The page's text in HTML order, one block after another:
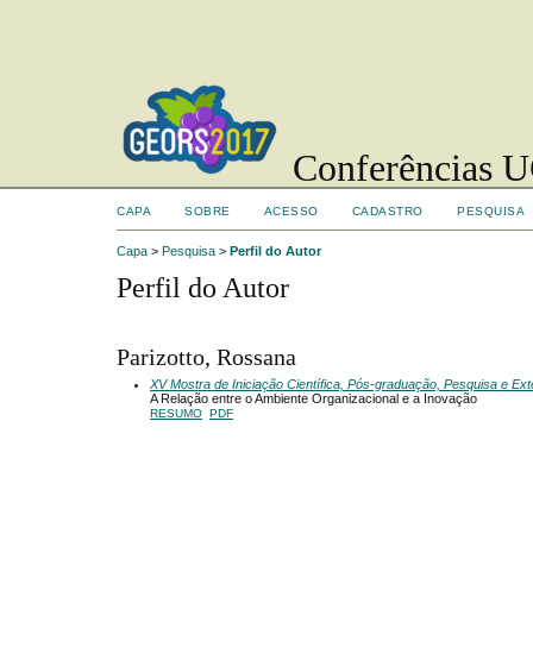
Conferências
CAPA SOBRE ACESSO CADASTRO PESQUISA
Capa > Pesquisa > Perfil do Autor
Perfil do Autor
Parizotto, Rossana
XV Mostra de Iniciação Científica, Pós-graduação, Pesquisa e
A Relação entre o Ambiente Organizacional e a Inovação
RESUMO PDF